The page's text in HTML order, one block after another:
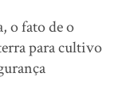
o fato de o
para cultivo